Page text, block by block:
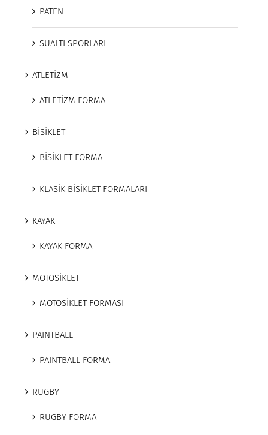
PATEN
SUALTI SPORLARI
ATLETİZM
ATLETİZM FORMA
BİSİKLET
BİSİKLET FORMA
KLASİK BİSİKLET FORMALARI
KAYAK
KAYAK FORMA
MOTOSİKLET
MOTOSİKLET FORMASI
PAINTBALL
PAINTBALL FORMA
RUGBY
RUGBY FORMA